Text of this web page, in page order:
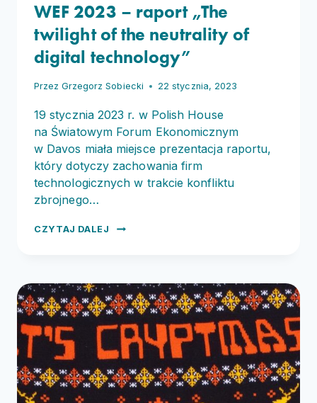
WEF 2023 – raport „The
twilight of the neutrality of
digital technology”
Przez Grzegorz Sobiecki 22 stycznia, 2023
19 stycznia 2023 r. w Polish House
na Światowym Forum Ekonomicznym
w Davos miała miejsce prezentacja raportu,
który dotyczy zachowania firm
technologicznych w trakcie konfliktu
zbrojnego…
CZYTAJ DALEJ
WEF
„THE
TWILIGHT
OF
THE
NEUTRALITY
OF
DIGITAL